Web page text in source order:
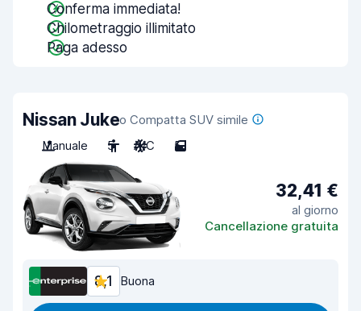
Conferma immediata!
Chilometraggio illimitato
Paga adesso
Nissan Jukeo Compatta SUV simile
Manuale
5 A/C 5
32,41 €
al giorno
Cancellazione gratuita
8,1 Buona